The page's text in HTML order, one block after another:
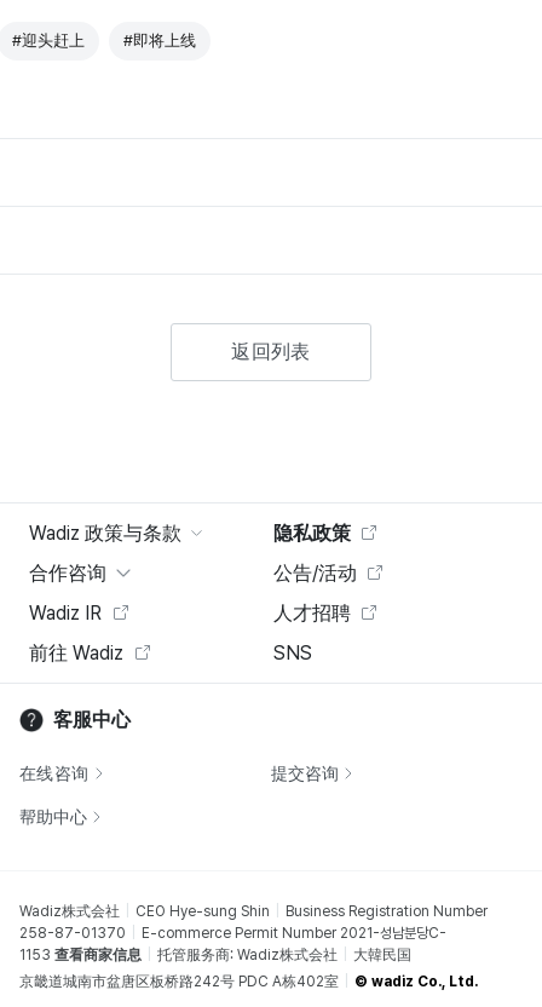
#迎头赶上 #即将上线
返回列表
Wadiz 政策与条款
隐私政策
合作咨询
公告/活动
Wadiz IR
人才招聘
前往 Wadiz
SNS
客服中心
在线咨询 提交咨询
帮助中心
Wadiz株式会社 CEO Hye-sung Shin
Business Registration Number
258-87-01370
E-commerce Permit Number 2021-성남분당C-
1153 查看商家信息 托管服务商: Wadiz株式会社
大韓民国
京畿道城南市盆唐区板桥路242号 PDC A栋402室
© wadiz Co., Ltd.